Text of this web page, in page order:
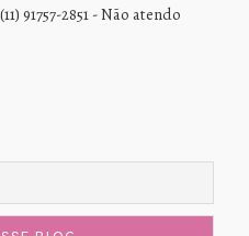
91757-2851 - Não atendo